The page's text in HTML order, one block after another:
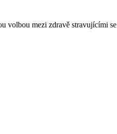
volbou mezi zdravě stravujícími